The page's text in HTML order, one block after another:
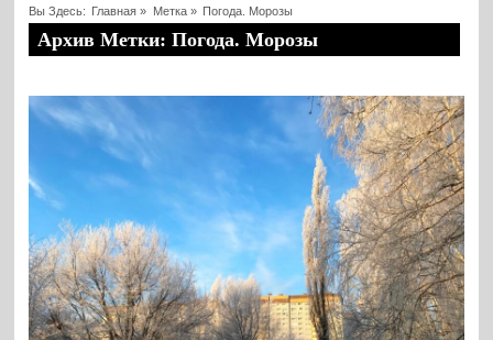
Вы Здесь: Главная » Метка » Погода. Морозы
Архив Метки: Погода. Морозы